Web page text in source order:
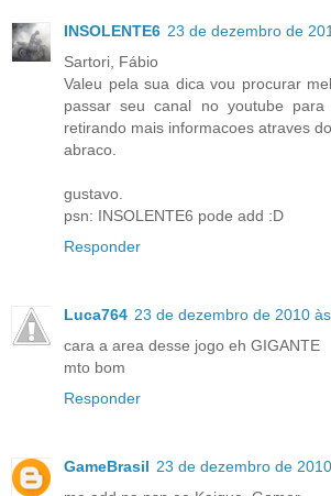
INSOLENTE6 23 de dezembro de
Sartori, Fábio
Valeu pela sua dica vou procurar
passar seu canal no youtube
retirando mais informacoes atraves
abraco.
gustavo.
psn: INSOLENTE6 pode add :D
Responder
Luca764 23 de dezembro de 2010
cara a area desse jogo eh GIGANTE
mto bom
Responder
GameBrasil 23 de dezembro de